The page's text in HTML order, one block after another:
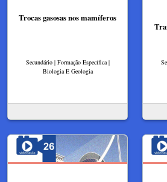
Trocas gasosas nos mamíferos
Secundário | Formação Específica |
Biologia E Geologia